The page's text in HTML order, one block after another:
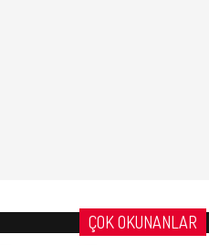
ÇOK OKUNANLAR